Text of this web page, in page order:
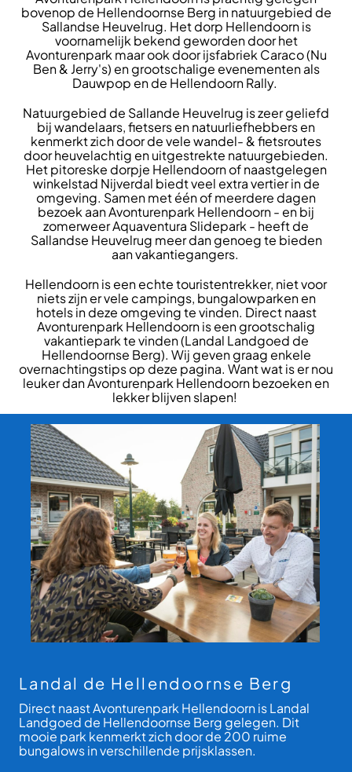
bovenop de Hellendoornse Berg in natuurgebied de
Sallandse Heuvelrug. Het dorp Hellendoorn is
voornamelijk bekend geworden door het
Avonturenpark maar ook door ijsfabriek Caraco (Nu
Ben & Jerry's) en grootschalige evenementen als
Dauwpop en de Hellendoorn Rally.
Natuurgebied de Sallande Heuvelrug is zeer geliefd
bij wandelaars, fietsers en natuurliefhebbers en
kenmerkt zich door de vele wandel- & fietsroutes
door heuvelachtig en uitgestrekte natuurgebieden.
Het pitoreske dorpje Hellendoorn of naastgelegen
winkelstad Nijverdal biedt veel extra vertier in de
omgeving. Samen met één of meerdere dagen
bezoek aan Avonturenpark Hellendoorn - en bij
zomerweer Aquaventura Slidepark - heeft de
Sallandse Heuvelrug meer dan genoeg te bieden
aan vakantiegangers.
Hellendoorn is een echte touristentrekker, niet voor
niets zijn er vele campings, bungalowparken en
hotels in deze omgeving te vinden. Direct naast
Avonturenpark Hellendoorn is een grootschalig
vakantiepark te vinden (Landal Landgoed de
Hellendoornse Berg). Wij geven graag enkele
overnachtingstips op deze pagina. Want wat is er nou
leuker dan Avonturenpark Hellendoorn bezoeken en
lekker blijven slapen!
Landal de Hellendoornse Berg
Direct naast Avonturenpark Hellendoorn is Landal
Landgoed de Hellendoornse Berg gelegen. Dit
mooie park kenmerkt zich door de 200 ruime
bungalows in verschillende prijsklassen.